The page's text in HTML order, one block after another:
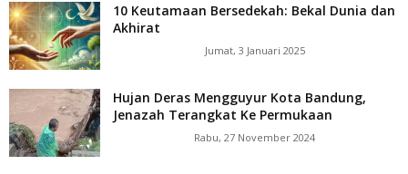
10 Keutamaan Bersedekah: Bekal Dunia dan
Akhirat
Jumat, 3 Januari 2025
Hujan Deras Mengguyur Kota Bandung,
Jenazah Terangkat Ke Permukaan
Rabu, 27 November 2024